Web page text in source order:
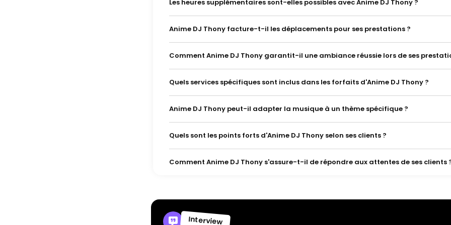
Les heures supplémentaires sont-elles possibles avec Anime DJ Thony ?
Anime DJ Thony facture-t-il les déplacements pour ses prestations ?
Comment Anime DJ Thony garantit-il une ambiance réussie lors de ses
Quels services spécifiques sont inclus dans les forfaits d'Anime DJ Thony ?
Anime DJ Thony peut-il adapter la musique à un thème spécifique ?
Quels sont les points forts d'Anime DJ Thony selon ses clients ?
Comment Anime DJ Thony s'assure-t-il de répondre aux attentes de ses clients
Interview